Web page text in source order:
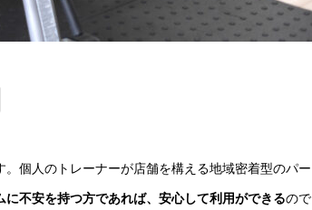
個人のトレーナーが店舗を構える地域密着型のパー
に不安を持つ方であれば、安心して利用ができるので